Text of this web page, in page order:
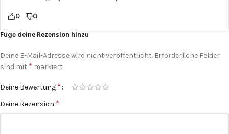
0 0
Füge deine Rezension hinzu
Deine E-Mail-Adresse wird nicht veröffentlicht. Erforderliche Felder
sind mit * markiert
Deine Bewertung *
Deine Rezension *